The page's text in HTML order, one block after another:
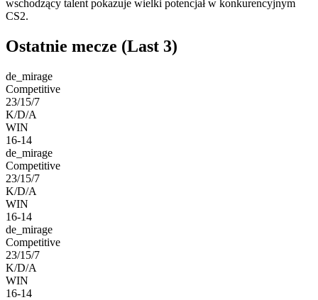
wschodzący talent pokazuje wielki potencjał w konkurencyjnym
CS2.
Ostatnie mecze (Last 3)
de_mirage
Competitive
23/15/7
K/D/A
WIN
16-14
de_mirage
Competitive
23/15/7
K/D/A
WIN
16-14
de_mirage
Competitive
23/15/7
K/D/A
WIN
16-14